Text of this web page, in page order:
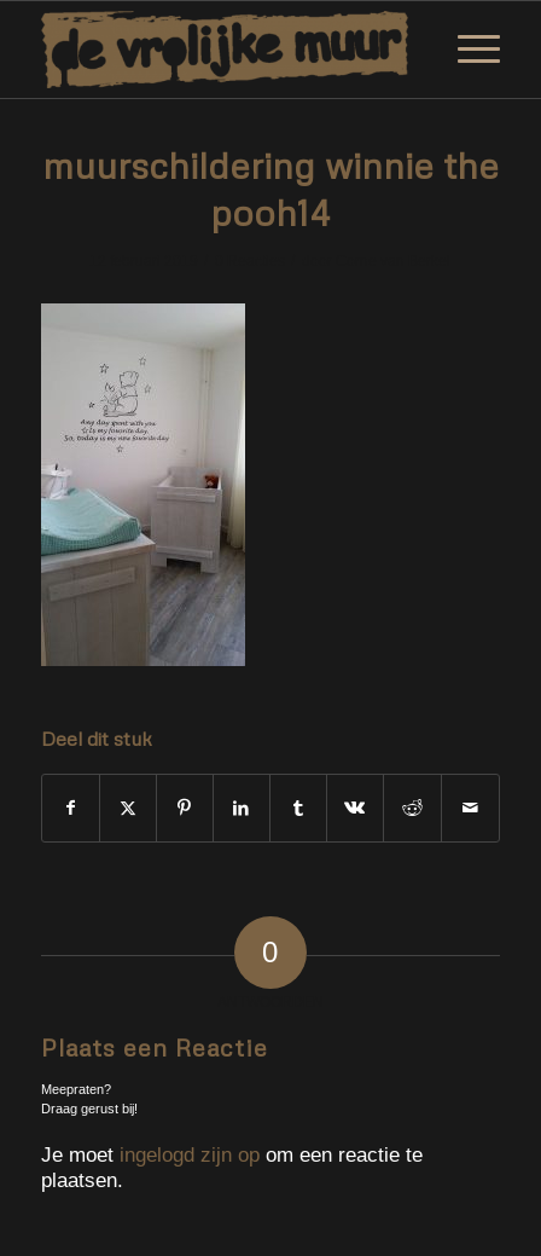
muurschildering winnie the
pooh14
Deel dit stuk
0
Plaats een Reactie
Meepraten?
Draag gerust bij!
Je moet ingelogd zijn opom een reactie te
plaatsen.